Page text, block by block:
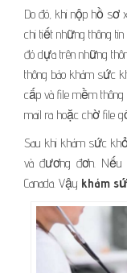
Do đó, khi nộp hồ sơ
chi tiết những thông
đó dựa trên những
thông báo khám sức
cấp và file mềm thông
mail ra hoặc chờ file
Sau khi khám sức
và đương đơn.
Canada. Vậy khám